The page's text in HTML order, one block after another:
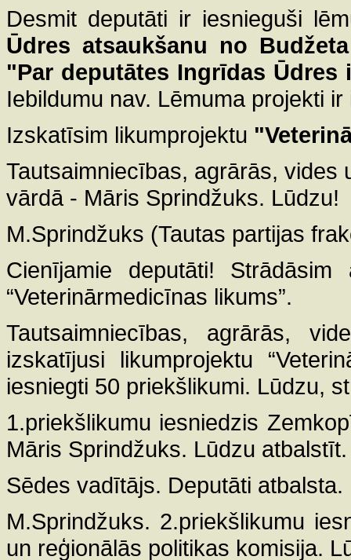
Desmit deputāti ir iesnieguši
Ūdres atsaukšanu no
"Par deputātes Ingrīdas
Iebildumu nav. Lēmuma projekti
Izskatīsim likumprojektu
Tautsaimniecības, agrārās, vides
vārdā - Māris Sprindžuks. Lūdzu!
M.Sprindžuks (Tautas partijas
Cienījamie deputāti!
“Veterinārmedicīnas likums”.
Tautsaimniecības, agrārās,
izskatījusi likumprojektu
iesniegti 50 priekšlikumi. Lūdzu,
1.priekšlikumu iesniedzis
Māris Sprindžuks. Lūdzu atbalstīt.
Sēdes vadītājs. Deputāti atbalsta.
M.Sprindžuks. 2.priekšlikumu
un reģionālās politikas komisija.